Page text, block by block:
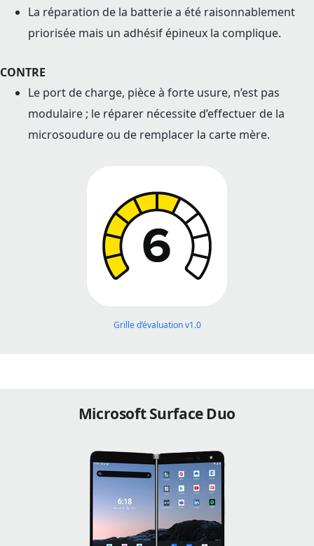
La réparation de la batterie a été raisonnablement
priorisée mais un adhésif épineux la complique.
CONTRE
Le port de charge, pièce à forte usure, n’est pas
modulaire ; le réparer nécessite d’effectuer de la
microsoudure ou de remplacer la carte mère.
Grille d’évaluation v1.0
Microsoft Surface Duo